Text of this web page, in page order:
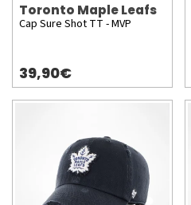
Toronto Maple Leafs
Cap Sure Shot TT - MVP
39,90€